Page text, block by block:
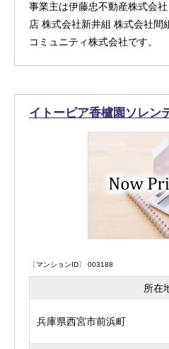
事業主は伊藤忠不動産株式会
店 株式会社新井組 株式会社
コミュニティ株式会社です。
イトーピア香櫨園ソレン
〔マンションID〕 003188
所在
兵庫県西宮市前浜町